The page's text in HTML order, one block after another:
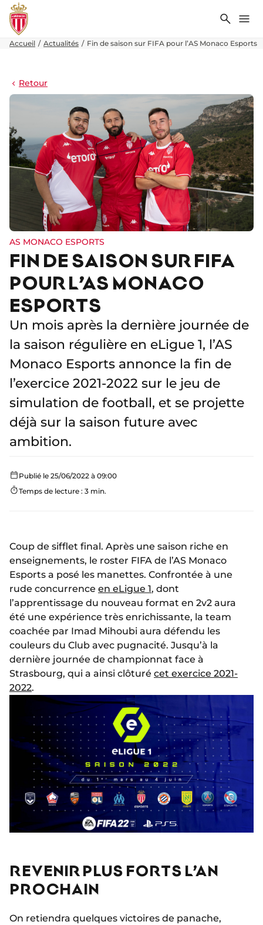
Accueil Actualités Fin de saison sur FIFA pour l’AS Monaco Esports
Retour
AS MONACO ESPORTS
FIN DE SAISON SUR FIFA
POUR L’AS MONACO
ESPORTS
Un mois après la dernière journée de
la saison régulière en eLigue 1, l’AS
Monaco Esports annonce la fin de
l’exercice 2021-2022 sur le jeu de
simulation de football, et se projette
déjà sur la saison future avec
ambition.
Publié le 25/06/2022 à 09:00
Temps de lecture : 3 min.
Coup de sifflet final. Après une saison riche en
enseignements, le roster FIFA de l’AS Monaco
Esports a posé les manettes. Confrontée à une
rude concurrence en eLigue 1, dont
l’apprentissage du nouveau format en 2v2 aura
été une expérience très enrichissante, la team
coachée par Imad Mihoubi aura défendu les
couleurs du Club avec pugnacité. Jusqu’à la
dernière journée de championnat face à
Strasbourg, qui a ainsi clôturé cet exercice 2021-
2022.
REVENIR PLUS FORTS L’AN
PROCHAIN
On retiendra quelques victoires de panache,